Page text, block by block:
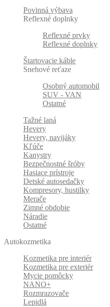
Povinná výbava
Reflexné doplnky
Reflexné prvky
Reflexné doplnky
Štartovacie káble
Snehové reťaze
Osobný automobil
SUV - VAN
Ostatné
Tažné laná
Hevery
Hevery, navijáky
Kľúče
Kanystry
Bezpečnostné šróby
Hasiace prístroje
Detské autosedačky
Kompresory, hustilky
Merače
Zimné obdobie
Náradie
Ostatné
Autokozmetika
Kozmetika pre interiér
Kozmetika pre exteriér
Mycie pomôcky
NANO+
Rozmrazovače
Lepidlá